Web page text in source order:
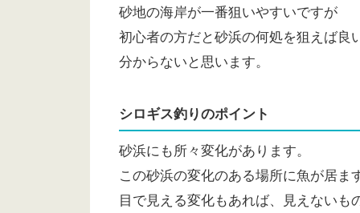
砂地の海岸が一番狙いやすいですが
初心者の方だと砂浜の何処を狙えば良
分からないと思います。
シロギス釣りのポイント
砂浜にも所々変化があります。
この砂浜の変化のある場所に魚が居ま
目で見える変化もあれば、見えないも